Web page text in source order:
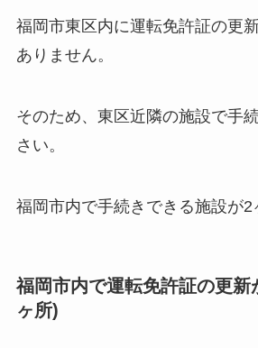
福岡市東区内に運転免許証の更
ありません。
そのため、東区近隣の施設で手
さい。
福岡市内で手続きできる施設が2
福岡市内で運転免許証の更新
ヶ所)